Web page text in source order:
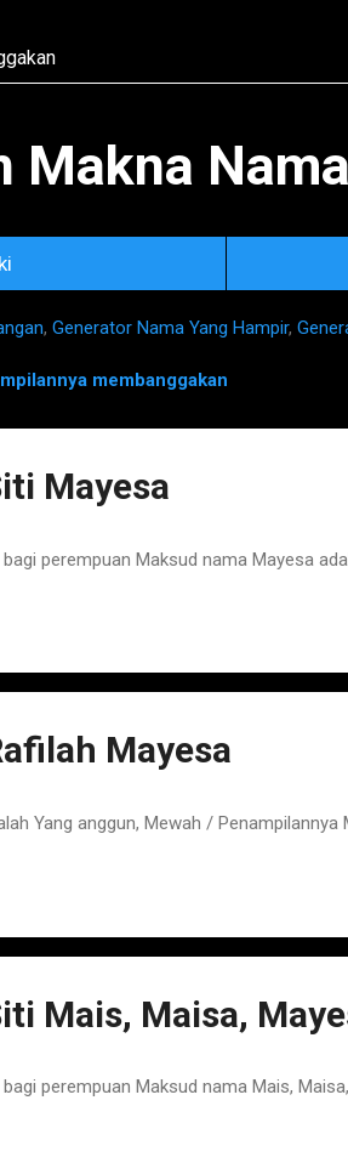
Makna
, Generator Nama Yang Hampir,
membanggakan
Mayesa
perempuan Maksud nama Mayesa
Mayesa
Yang anggun, Mewah / Penampilannya
Mais, Maisa,
perempuan Maksud nama Mais,